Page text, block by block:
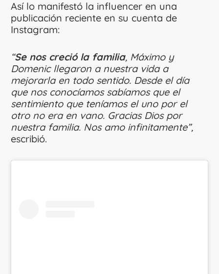
Así lo manifestó la influencer en una
publicación reciente en su cuenta de
Instagram:
“Se nos creció la familia, Máximo y
Domenic llegaron a nuestra vida a
mejorarla en todo sentido. Desde el día
que nos conocíamos sabíamos que el
sentimiento que teníamos el uno por el
otro no era en vano. Gracias Dios por
nuestra familia. Nos amo infinitamente”,
escribió.